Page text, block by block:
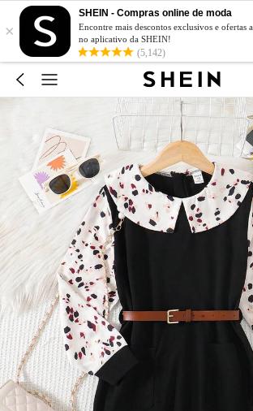
×
SHEIN - Compras online de moda
Encontre mais descontos exclusivos e ofertas
no aplicativo da SHEIN!
(5,142)